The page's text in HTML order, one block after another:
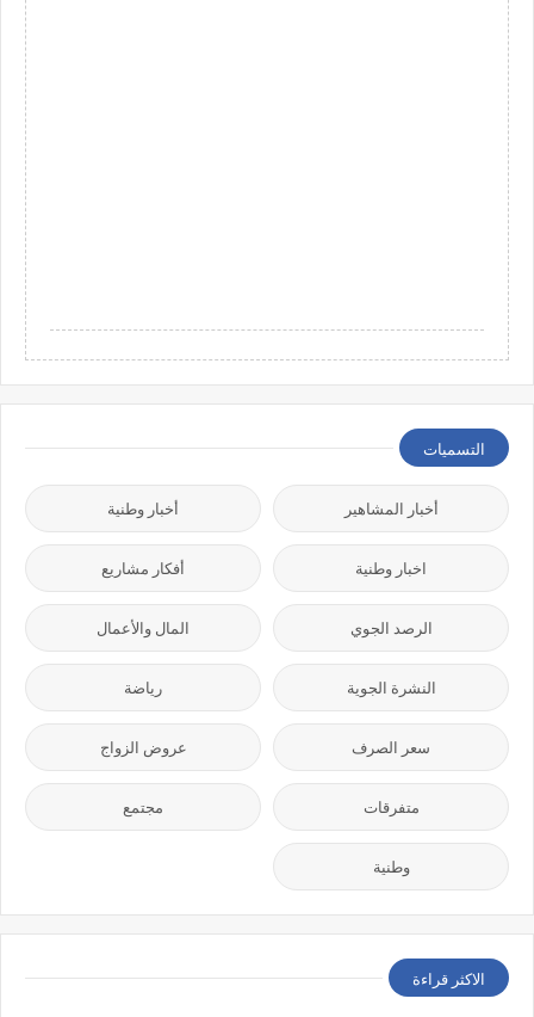
التسميات
أخبار المشاهير أخبار وطنية
اخبار وطنية أفكار مشاريع
الرصد الجوي المال والأعمال
النشرة الجوية رياضة
سعر الصرف عروض الزواج
متفرقات مجتمع
وطنية
الاكثر قراءة